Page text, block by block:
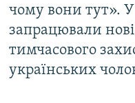
чому вони тут».
запрацювали
тимчасового
українських